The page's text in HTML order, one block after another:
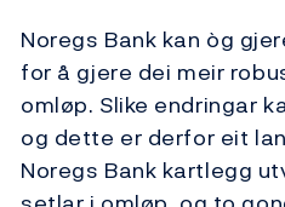
Noregs Bank kan òg
for å gjere dei meir
omløp. Slike endringar
og dette er derfor eit
Noregs Bank kartlegg